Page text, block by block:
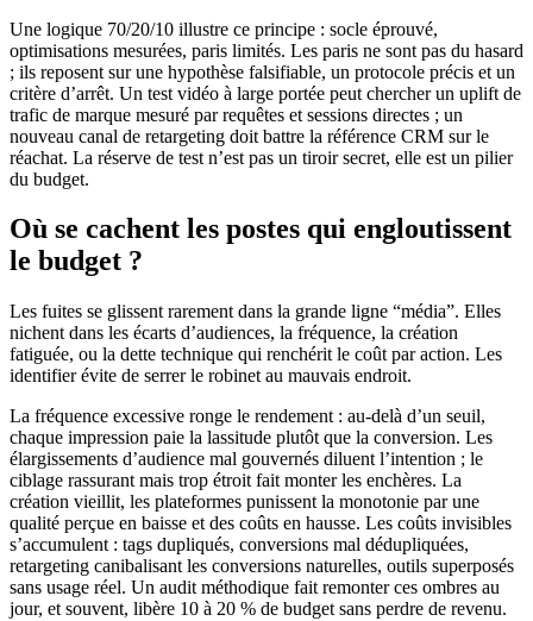
Une logique 70/20/10 illustre ce principe : socle éprouvé,
optimisations mesurées, paris limités. Les paris ne sont pas du hasard
; ils reposent sur une hypothèse falsifiable, un protocole précis et un
critère d’arrêt. Un test vidéo à large portée peut chercher un uplift de
trafic de marque mesuré par requêtes et sessions directes ; un
nouveau canal de retargeting doit battre la référence CRM sur le
réachat. La réserve de test n’est pas un tiroir secret, elle est un pilier
du budget.
Où se cachent les postes qui engloutissent
le budget ?
Les fuites se glissent rarement dans la grande ligne “média”. Elles
nichent dans les écarts d’audiences, la fréquence, la création
fatiguée, ou la dette technique qui renchérit le coût par action. Les
identifier évite de serrer le robinet au mauvais endroit.
La fréquence excessive ronge le rendement : au-delà d’un seuil,
chaque impression paie la lassitude plutôt que la conversion. Les
élargissements d’audience mal gouvernés diluent l’intention ; le
ciblage rassurant mais trop étroit fait monter les enchères. La
création vieillit, les plateformes punissent la monotonie par une
qualité perçue en baisse et des coûts en hausse. Les coûts invisibles
s’accumulent : tags dupliqués, conversions mal dédupliquées,
retargeting canibalisant les conversions naturelles, outils superposés
sans usage réel. Un audit méthodique fait remonter ces ombres au
jour, et souvent, libère 10 à 20 % de budget sans perdre de revenu.